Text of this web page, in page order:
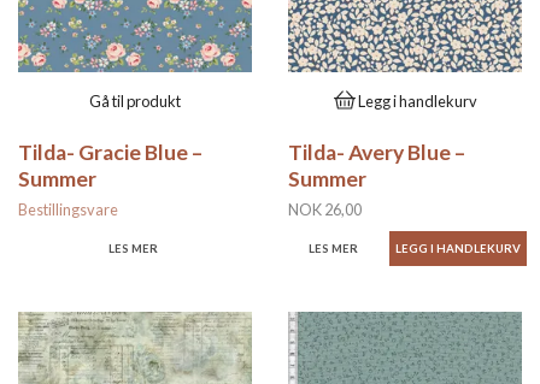
Gå til produkt
Tilda- Gracie Blue –
Summer
Bestillingsvare
LES MER
Legg i handlekurv
Tilda- Avery Blue –
Summer
NOK 26,00
LES MER